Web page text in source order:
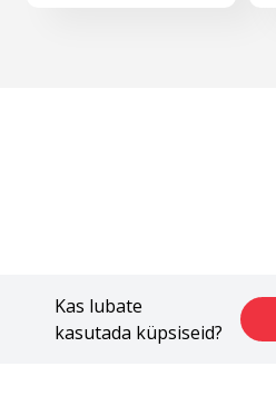
Kas lubate
kasutada küpsiseid?